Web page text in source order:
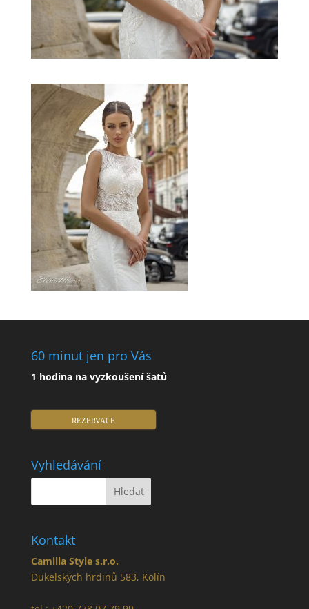
60 minut jen pro Vás
1 hodina na vyzkoušení šatů
REZERVACE
Vyhledávání
Kontakt
Camilla Style s.r.o.
Dukelských hrdinů 583, Kolín